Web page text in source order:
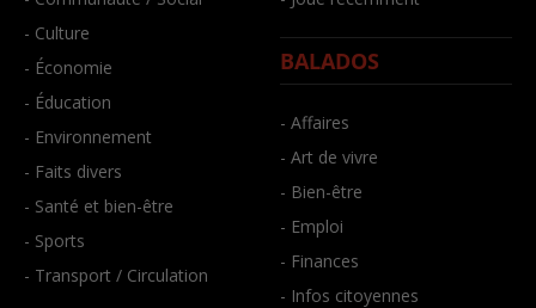
- Culture
- Économie
- Éducation
- Environnement
- Faits divers
- Santé et bien-être
- Sports
- Transport / Circulation
BALADOS
- Affaires
- Art de vivre
- Bien-être
- Emploi
- Finances
- Infos citoyennes